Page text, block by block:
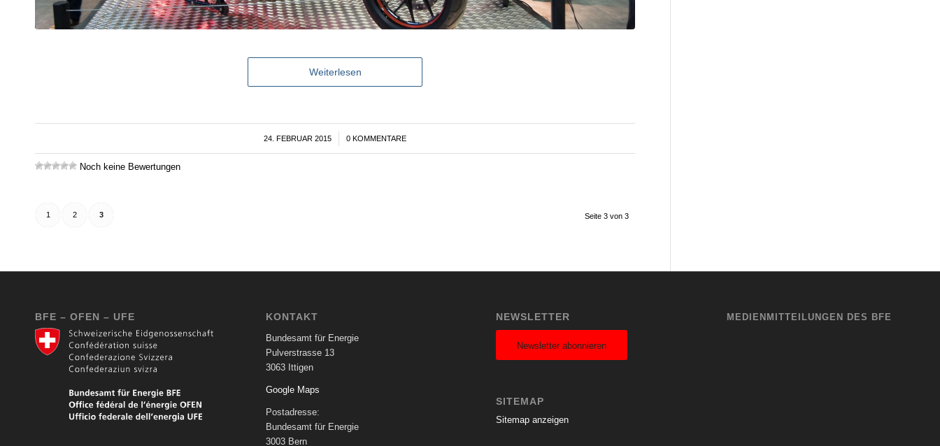
Weiterlesen
24. FEBRUAR 2015
/ 0 KOMMENTARE
Noch keine Bewertungen
Seite 3 von 3
1 2 3
BFE – OFEN – UFE KONTAKT
Bundesamt für Energie
Pulverstrasse 13
3063 Ittigen
Google Maps
Postadresse:
Bundesamt für Energie
3003 Bern
NEWSLETTER
Newsletter abonnieren
SITEMAP
Sitemap anzeigen
MEDIENMITTEILUNGEN DES BFE